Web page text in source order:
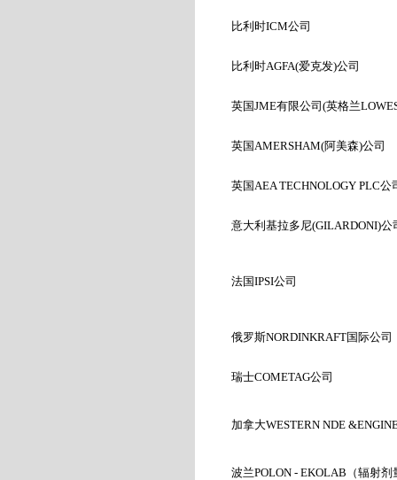
比利时ICM公司
比利时AGFA(爱克发)公司
英国JME有限公司(英格兰
英国AMERSHAM(阿美森)公司
英国AEA TECHNOLOGY PLC公
意大利基拉多尼(GILARDONI)公
法国IPSI公司
俄罗斯NORDINKRAFT国 际公司
瑞士COMETAG公司
加拿大WESTERN NDE
波兰POLON - EKOLAB （辐射